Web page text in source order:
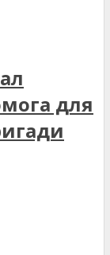
для